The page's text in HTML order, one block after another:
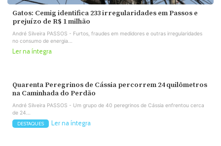
Gatos: Cemig identifica 233 irregularidades em Passos e
prejuízo de R$ 1 milhão
André Silveira PASSOS - Furtos, fraudes em medidores e outras irregularidades
no consumo de energia...
Ler na íntegra
Quarenta Peregrinos de Cássia percorrem 24 quilômetros
na Caminhada do Perdão
André Silveira PASSOS - Um grupo de 40 peregrinos de Cássia enfrentou cerca
de 24...
DESTAQUES Ler na íntegra